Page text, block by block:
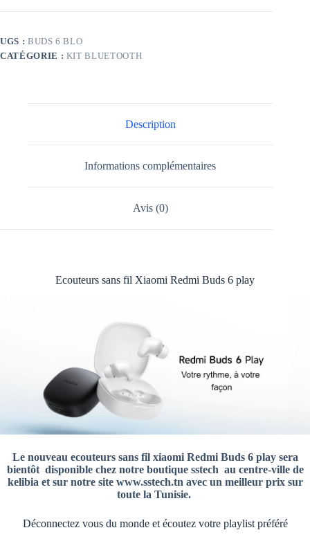
UGS : BUDS 6 BLO
CATÉGORIE : KIT BLUETOOTH
Description
Informations complémentaires
Avis (0)
Ecouteurs sans fil Xiaomi Redmi Buds 6 play
Le nouveau ecouteurs sans fil xiaomi Redmi Buds 6 play sera
bientôt disponible chez notre boutique sstech au centre-ville de
kelibia et sur notre site www.sstech.tn avec un meilleur prix sur
toute la Tunisie.
Déconnectez vous du monde et écoutez votre playlist préféré